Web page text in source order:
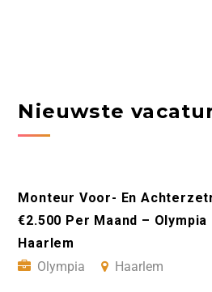
Nieuwste
Monteur Voor- En
€2.500 Per Maand – Olympia
Haarlem
Olympia
Haarlem